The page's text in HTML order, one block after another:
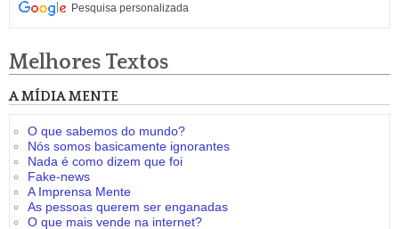
Pesquisa personalizada
Melhores Textos
A MÍDIA MENTE
O que sabemos do mundo?
Nós somos basicamente ignorantes
Nada é como dizem que foi
Fake-news
A Imprensa Mente
As pessoas querem ser enganadas
O que mais vende na internet?